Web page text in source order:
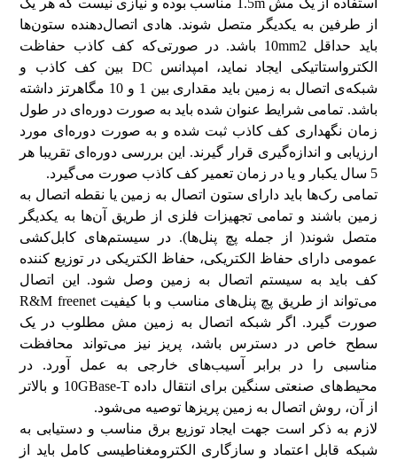
استفاده از یک مش 1.5m مناسب بوده و نیازی نیست که هر یک
از طرفین به یکدیگر متصل شوند. هادی اتصال‌دهنده ستون‌ها
باید حداقل 10mm2 باشد. در صورتی‌که کف کاذب حفاظت
الکترواستاتیکی ایجاد نماید، امپدانس DC بین کف کاذب و
شبکه‌ی اتصال به زمین باید مقداری بین 1 و 10 مگاهرتز داشته
باشد. تمامی شرایط عنوان شده باید به صورت دوره‌ای در طول
زمان نگهداری کف کاذب ثبت شده و به صورت دوره‌ای مورد
ارزیابی و اندازه‌گیری قرار گیرند. این بررسی دوره‌ای تقریبا هر
5 سال یکبار و یا در زمان تعمیر کف کاذب صورت می‌گیرد.
تمامی رک‌ها باید دارای ستون اتصال به زمین یا نقطه اتصال به
زمین باشند و تمامی تجهیزات فلزی از طریق آن‌ها به یکدیگر
متصل شوند( از جمله پچ پنل‌ها). در سیستم‌های کابل‌کشی
عمومی دارای حفاظ الکتریکی، حفاظ الکتریکی در توزیع کننده
کف باید به سیستم اتصال به زمین وصل شود. این اتصال
می‌تواند از طریق پچ پنل‌های مناسب و با کیفیت R&M freenet
صورت گیرد. اگر شبکه اتصال به زمین مش مطلوب در یک
سطح خاص در دسترس باشد، پریز نیز می‌تواند محافظت
مناسبی را در برابر آسیب‌های خارجی به عمل آورد. در
محیط‌های صنعتی سنگین برای انتقال داده 10GBase-T و بالاتر
از آن، روش اتصال به زمین پریزها توصیه می‌شود.
لازم به ذکر است جهت ایجاد توزیع برق مناسب و دستیابی به
شبکه قابل اعتماد و سازگاری الکترومغناطیسی کامل باید از